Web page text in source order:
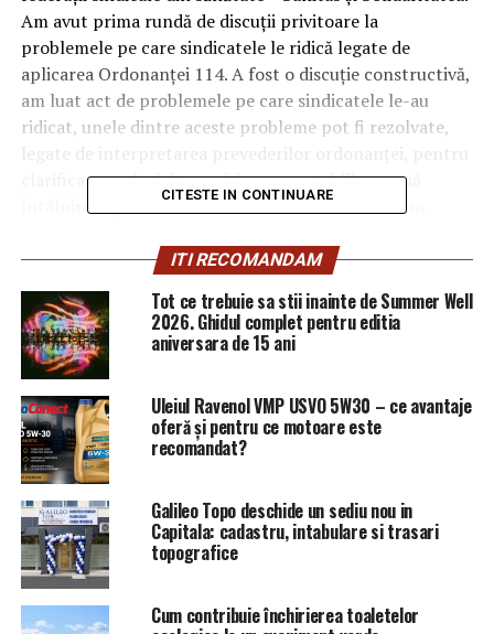
Am avut prima rundă de discuţii privitoare la
problemele pe care sindicatele le ridică legate de
aplicarea Ordonanţei 114. A fost o discuţie constructivă,
am luat act de problemele pe care sindicatele le-au
ridicat, unele dintre aceste probleme pot fi rezolvate,
legate de interpretarea prevederilor ordonanţei, pentru
clarificarea celorlalte probleme am stabilit o nouă
întâlnire săptămâna viitoare, întâlnire la care vom
aplicare a Ordonanţei”, a declarat, marţi, ministrul
Sănătăţii, Sorina Pintea, după întâlnirea cu
reprezentanţi ai sindicatelor Solidaritatea şi Sanitas.
Ea a spus că s-a convenit cu sindicatele să se facă
simulări pentru a vedea exact care sunt principalele
nemulţumiri pe care le invocă sindicatele legate de
prevederile ordonanţei şi a afirmat că vor exista runde
de discuţii pentru a putea rezolva problemele care au
apărut.
CITESTE IN CONTINUARE
ITI RECOMANDAM
Tot ce trebuie sa stii inainte de Summer Well
2026. Ghidul complet pentru editia
aniversara de 15 ani
Uleiul Ravenol VMP USVO 5W30 – ce avantaje
oferă și pentru ce motoare este
recomandat?
Galileo Topo deschide un sediu nou in
Capitala: cadastru, intabulare si trasari
topografice
Cum contribuie închirierea toaletelor